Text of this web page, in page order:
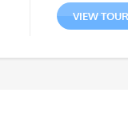
byla:
S/
cena
je:
S/
VIEW TOUR